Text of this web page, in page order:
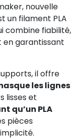
nouvelle
un filament PLA
combine fiabilité,
en garantissant
il offre
les lignes
lisses et
qu’un PLA
pièces